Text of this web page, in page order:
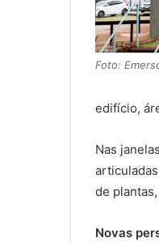
Foto:
edifício,
Nas
de
Novas